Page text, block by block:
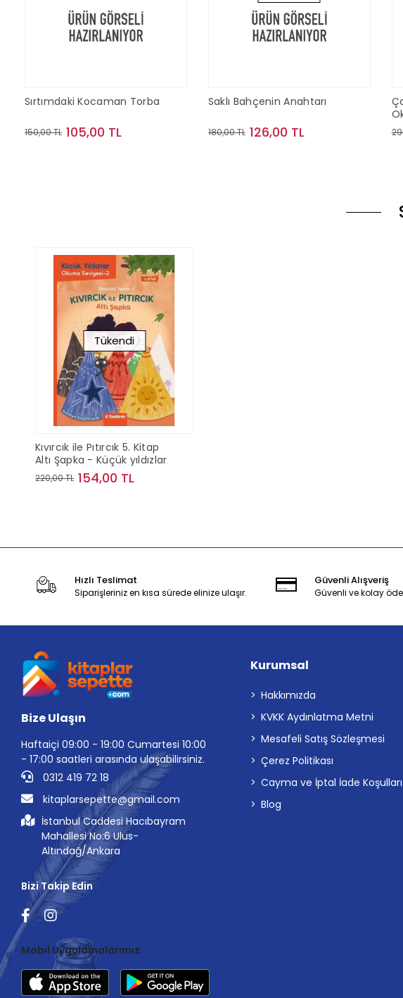
Sırtımdaki Kocaman Torba
150,00 TL 105,00 TL
Saklı Bahçenin Anahtarı
180,00 TL 126,00 TL
Tükendi
Kıvırcık ile Pıtırcık 5. Kitap
Altı Şapka - Küçük yıldızlar
220,00 TL 154,00 TL
Hızlı Teslimat
Siparişleriniz en kısa sürede elinize ulaşır.
Güvenli Alışveriş
Güvenli ve kolay
Bize Ulaşın
Haftaiçi 09:00 - 19:00 Cumartesi 10:00
- 17:00 saatleri arasında ulaşabilirsiniz.
0312 419 72 18
kitaplarsepette@gmail.com
İstanbul Caddesi Hacıbayram
Mahallesi No:6 Ulus-
Altındağ/Ankara
Bizi Takip Edin
Mobil Uygulamalarımız
Kurumsal
Hakkımızda
KVKK Aydınlatma Metni
Mesafeli Satış Sözleşmesi
Çerez Politikası
Cayma ve İptal İade Koşulları
Blog